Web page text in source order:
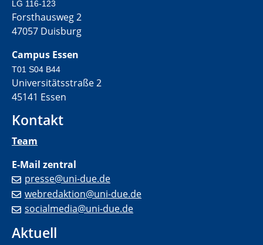
LG 116-123
Forsthausweg 2
47057 Duisburg
Campus Essen
T01 S04 B44
Universitätsstraße 2
45141 Essen
Kontakt
Team
E-Mail zentral
presse@uni-due.de
webredaktion@uni-due.de
socialmedia@uni-due.de
Aktuell